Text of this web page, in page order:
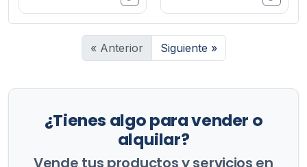
« Anterior Siguiente »
¿Tienes algo para vender o
alquilar?
Vende tus productos y servicios en